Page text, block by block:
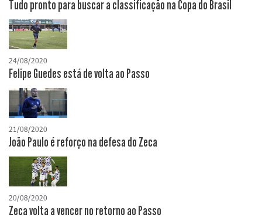
Tudo pronto para buscar a classificação na Copa do Brasil
24/08/2020
Felipe Guedes está de volta ao Passo
21/08/2020
João Paulo é reforço na defesa do Zeca
20/08/2020
Zeca volta a vencer no retorno ao Passo